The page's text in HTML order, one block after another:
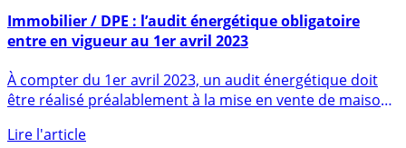
29 mars 2023
entre en vigueur au 1er avril 2023
être réalisé préalablement à la mise en vente de maisons